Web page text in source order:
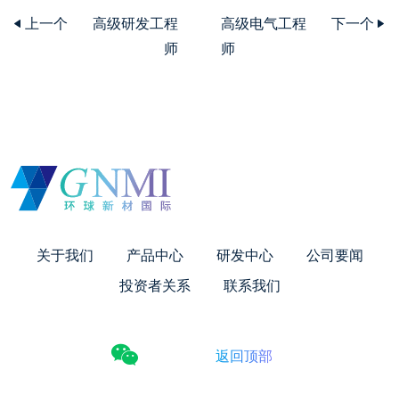
上一个
高级研发工程
师
高级电气工程
师
下一个
关于我们 产品中心 研发中心
公司要闻
投资者关系
联系我们
返回顶部